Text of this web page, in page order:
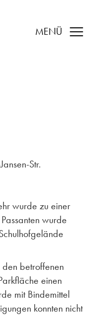
MENÜ
Str.
wurde zu einer
wurde
betroffenen
einen
mit Bindemittel
konnten nicht